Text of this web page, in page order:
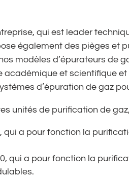
qui est leader
également des pièges et
modèles d’épurateurs de
et scientifique
d’épuration de gaz
unités de purification de
qui a pour fonction la
qui a pour fonction la